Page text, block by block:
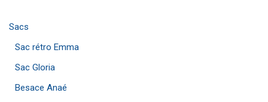
Sacs
Sac rétro Emma
Sac Gloria
Besace Anaé